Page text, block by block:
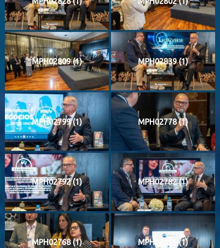
MPH02809 (1) MPH02839 (1)
MPH02799 (1) MPH02778 (1)
MPH02792 (1) MPH02782 (1)
MPH02768 (1) MPH02751 (1)